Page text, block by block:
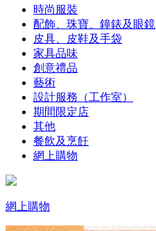
時尚服裝
配飾、珠寶、鐘錶及眼鏡
皮具、皮鞋及手袋
家具品味
創意禮品
藝術
設計服務（工作室）
期間限定店
其他
餐飲及烹飪
網上購物
網上購物